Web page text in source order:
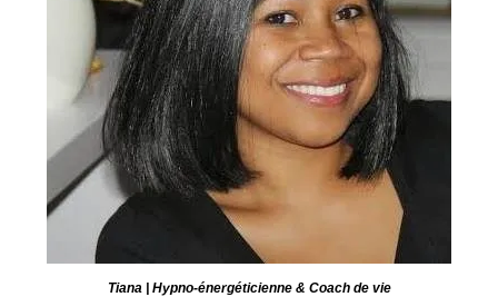
Tiana | Hypno-énergéticienne & Coach de vie